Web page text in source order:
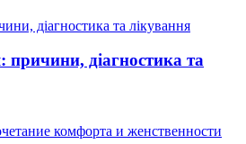
діагностика та лікування
причини, діагностика та
комфорта и женственности